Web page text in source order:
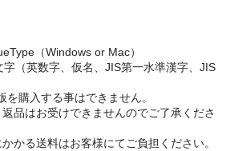
（Windows or Mac）
（英数字、仮名、JIS第一水準漢字、JIS
購入する事はできません。
品はお受けできませんのでご了承くださ
かる送料はお客様にてご負担ください。